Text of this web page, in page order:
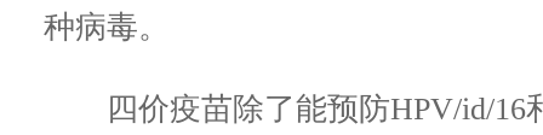
种病毒。
四价疫苗除了能预防HPV/id/16